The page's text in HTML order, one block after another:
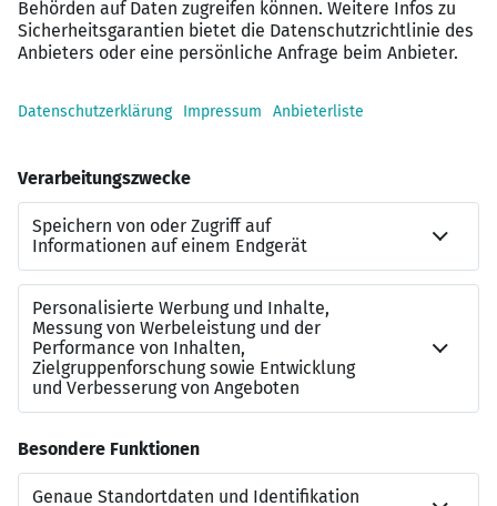
Angenehmes Arbeitsklima und langfristige
Entwicklungsperspektiven
Wenn Sie Ihre analytischen Fähigkeiten im Kreditbereich
wir uns auf Ihre Bewerbung.
Kontakt
Danijel Vlasov
Referenznummer
JN-062026-7033804
Beraterkontakt